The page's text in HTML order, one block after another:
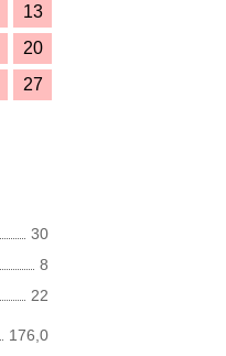
13
20
27
30
8
22
176,0